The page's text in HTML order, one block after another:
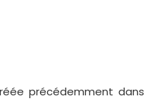
précédemment dans